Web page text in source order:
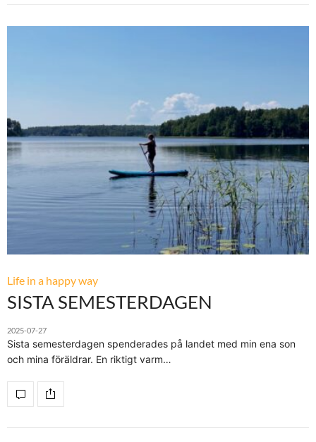
Life in a happy way
SISTA SEMESTERDAGEN
2025-07-27
Sista semesterdagen spenderades på landet med min ena son
och mina föräldrar. En riktigt varm…